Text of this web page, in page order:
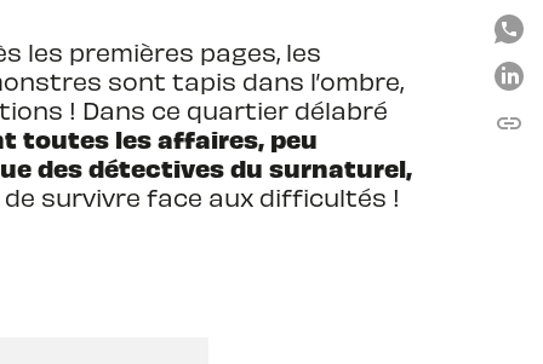
les premières pages, les
sont tapis dans l’ombre,
! Dans ce quartier délabré
toutes les affaires, peu
des détectives du surnaturel,
survivre face aux difficultés !
link